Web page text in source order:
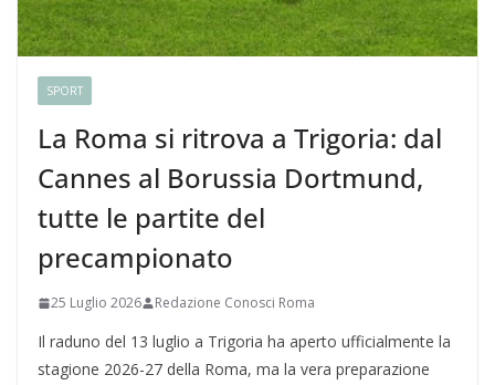
SPORT
La Roma si ritrova a Trigoria: dal
Cannes al Borussia Dortmund,
tutte le partite del
precampionato
25 Luglio 2026 Redazione Conosci Roma
Il raduno del 13 luglio a Trigoria ha aperto ufficialmente la
stagione 2026-27 della Roma, ma la vera preparazione